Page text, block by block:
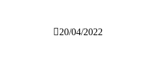
20/04/2022